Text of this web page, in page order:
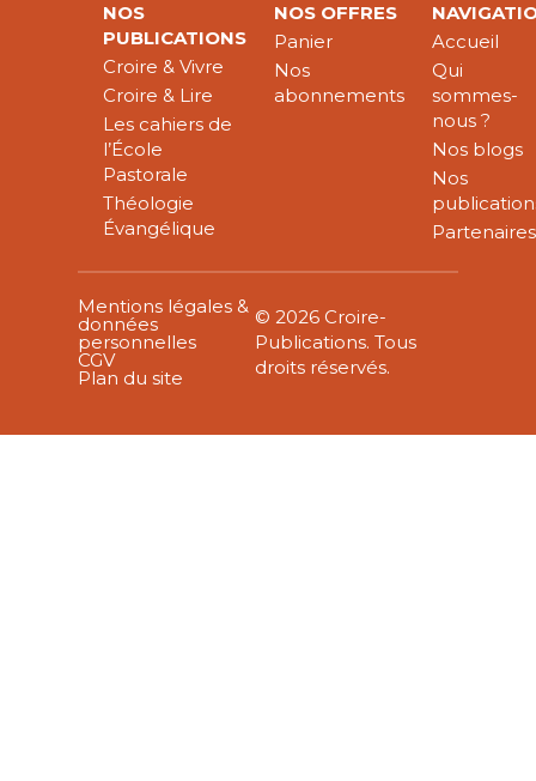
NOS
PUBLICATIONS
Croire & Vivre
Croire & Lire
Les cahiers de
l’École
Pastorale
Théologie
Évangélique
NOS OFFRES
Panier
Nos
abonnements
Accueil
Qui
sommes-
nous ?
Nos blogs
Nos
Partenaires
Mentions légales &
données
personnelles
CGV
Plan du site
© 2026 Croire-
Publications. Tous
droits réservés.